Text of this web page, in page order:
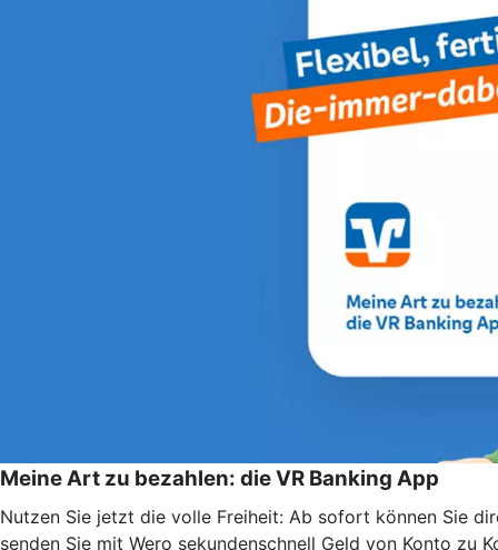
Meine Art zu bezahlen: die VR Banking App
Nutzen Sie jetzt die volle Freiheit: Ab sofort können Sie
senden Sie mit Wero sekundenschnell Geld von Konto zu